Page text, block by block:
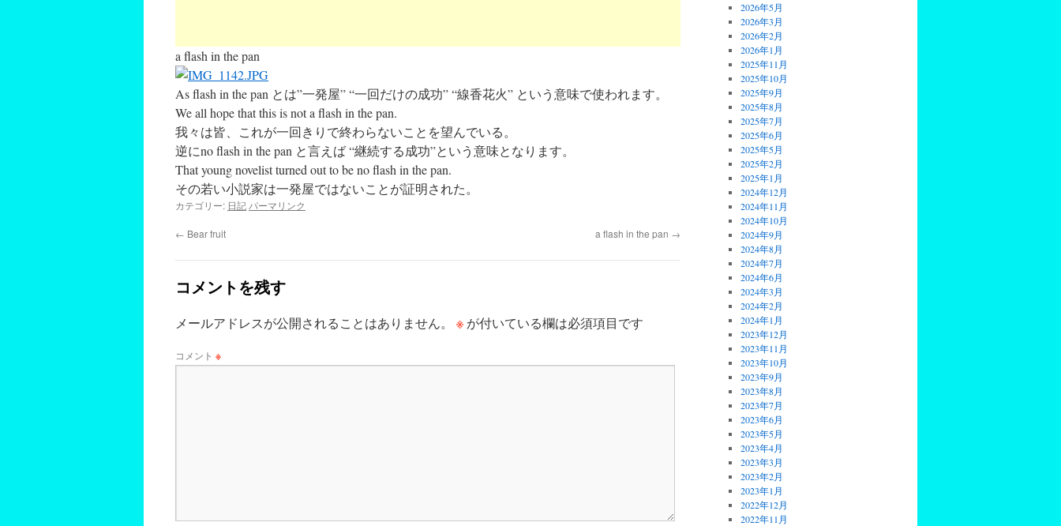
a flash in the pan
As flash in the pan とは”一発屋” “一回だけの成功” “線香花火” という意味で使われます。
We all hope that this is not a flash in the pan.
我々は皆、これが一回きりで終わらないことを望んでいる。
逆にno flash in the pan と言えば “継続する成功”という意味となります。
That young novelist turned out to be no flash in the pan.
その若い小説家は一発屋ではないことが証明された。
カテゴリー: 日記 パーマリンク
← Bear fruit a flash in the pan →
コメントを残す
メールアドレスが公開されることはありません。 ※ が付いている欄は必須項目です
コメント ※
2026年5月
2026年3月
2026年2月
2026年1月
2025年11月
2025年10月
2025年9月
2025年8月
2025年7月
2025年6月
2025年5月
2025年2月
2025年1月
2024年12月
2024年11月
2024年10月
2024年9月
2024年8月
2024年7月
2024年6月
2024年3月
2024年2月
2024年1月
2023年12月
2023年11月
2023年10月
2023年9月
2023年8月
2023年7月
2023年6月
2023年5月
2023年4月
2023年3月
2023年2月
2023年1月
2022年12月
2022年11月